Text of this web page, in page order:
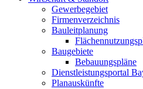
Gewerbegebiet
Firmenverzeichnis
Bauleitplanung
Baugebiete
Bebauungspläne
Dienstleistungsportal
Planauskünfte